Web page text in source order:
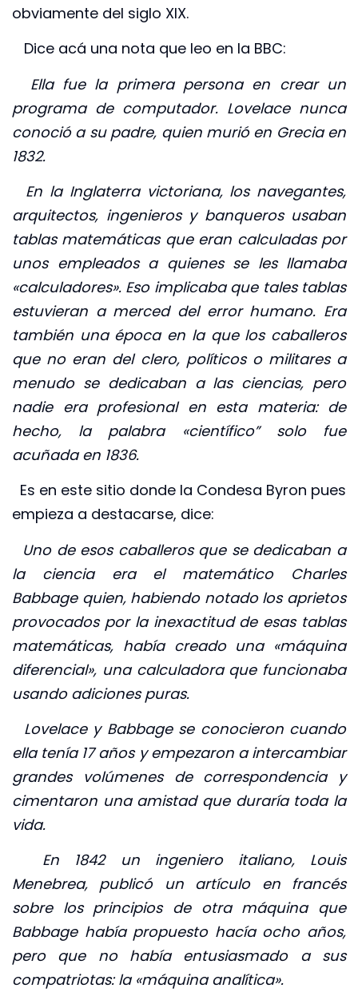
obviamente del siglo XIX.
Dice acá una nota que leo en la BBC:
Ella fue la primera persona en crear un
programa de computador. Lovelace nunca
conoció a su padre, quien murió en Grecia en
1832.
En la Inglaterra victoriana, los navegantes,
arquitectos, ingenieros y banqueros usaban
tablas matemáticas que eran calculadas por
unos empleados a quienes se les llamaba
«calculadores». Eso implicaba que tales tablas
estuvieran a merced del error humano. Era
también una época en la que los caballeros
que no eran del clero, políticos o militares a
menudo se dedicaban a las ciencias, pero
nadie era profesional en esta materia: de
hecho, la palabra «científico” solo fue
acuñada en 1836.
Es en este sitio donde la Condesa Byron pues
empieza a destacarse, dice:
Uno de esos caballeros que se dedicaban a
la ciencia era el matemático Charles
Babbage quien, habiendo notado los aprietos
provocados por la inexactitud de esas tablas
matemáticas, había creado una «máquina
diferencial», una calculadora que funcionaba
usando adiciones puras.
Lovelace y Babbage se conocieron cuando
ella tenía 17 años y empezaron a intercambiar
grandes volúmenes de correspondencia y
cimentaron una amistad que duraría toda la
vida.
En 1842 un ingeniero italiano, Louis
Menebrea, publicó un artículo en francés
sobre los principios de otra máquina que
Babbage había propuesto hacía ocho años,
pero que no había entusiasmado a sus
compatriotas: la «máquina analítica».